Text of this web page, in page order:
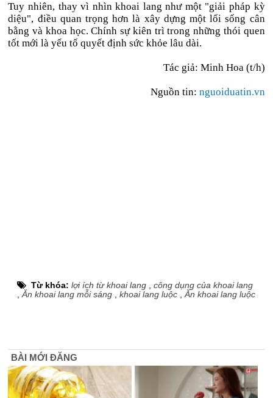
Tuy nhiên, thay vì nhìn khoai lang như một "giải pháp kỳ
diệu", điều quan trọng hơn là xây dựng một lối sống cân
bằng và khoa học. Chính sự kiên trì trong những thói quen
tốt mới là yếu tố quyết định sức khỏe lâu dài.
Tác giả: Minh Hoa (t/h)
Nguồn tin: nguoiduatin.vn
Từ khóa:lợi ích từ khoai lang ,công dụng của khoai lang
,Ăn khoai lang mỗi sáng ,khoai lang luộc ,Ăn khoai lang luộc
BÀI MỚI ĐĂNG